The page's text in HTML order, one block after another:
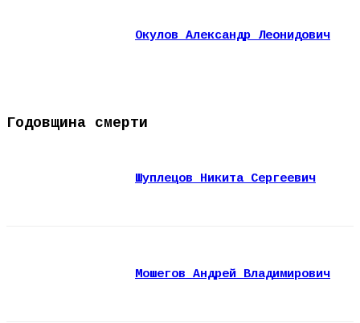
Окулов Александр Леонидович
Годовщина смерти
Шуплецов Никита Сергеевич
Мошегов Андрей Владимирович